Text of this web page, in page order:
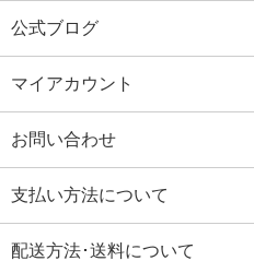
公式ブログ
マイアカウント
お問い合わせ
支払い方法について
配送方法･送料について